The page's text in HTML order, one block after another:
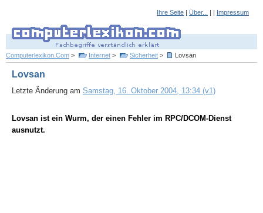
Ihre Seite | Über... | | Impressum
Computerlexikon.Com > Internet > Sicherheit > Lovsan
Lovsan
Letzte Änderung am Samstag, 16. Oktober 2004, 13:34 (v1)
Lovsan ist ein Wurm, der einen Fehler im RPC/DCOM-Dienst
ausnutzt.